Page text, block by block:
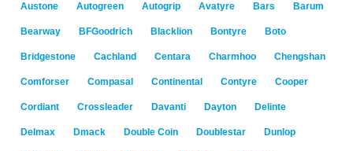
Austone Autogreen Autogrip Avatyre Bars Barum
Bearway BFGoodrich Blacklion Bontyre Boto
Bridgestone Cachland Centara Charmhoo Chengshan
Comforser Compasal Continental Contyre Cooper
Cordiant Crossleader Davanti Dayton Delinte
Delmax Dmack Double Coin Doublestar Dunlop